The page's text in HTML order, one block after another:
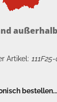
außerhalb
Artikel:
bestellen...